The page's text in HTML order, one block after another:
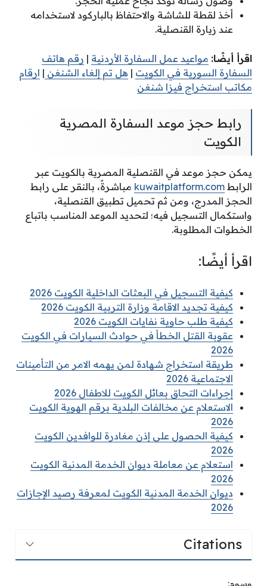
أخذ لقطة للشاشة والاحتفاظ بالباركود لاستخدامه
عند زيارة القنصلية.
اقرأ أيضًا: مواعيد عمل السفارة الأردنية | رقم هاتف
السفارة السورية في الكويت | هل تم إلغاء الشنغن | ارقام
مكاتب استخراج فيزا شنغن
رابط حجز موعد السفارة المصرية
الكويت
يمكن حجز موعد في القنصلية المصرية بالكويت عبر
الرابط kuwaitplatform.com مباشرةً، بالنقر على رابط
الحجز المدرج، ومن ثم تحميل تطبيق القنصلية،
واستكمال التسجيل فيه؛ لتحديد الموعد المناسب باتباع
الخطوات المطلوبة.
اقرأ أيضًا:
كيفية التسجيل في البعثات الداخلية الكويت 2026
كيفية تجديد الاقامة وزارة التربية الكويت 2026
كيفية طلب حاوية نفايات الكويت 2026
عقوبة القتل الخطأ في حوادث السيارات في الكويت
2026
طريقة استخراج شهادة لمن يهمه الامر من التأمينات
الاجتماعية 2026
إجراءات التحاق بعائل الكويت للاطفال 2026
الاستعلام عن مخالفات البلدية برقم الهوية الكويت
2026
كيفية الحصول على إذن مغادرة للوافدين الكويت
2026
استعلام عن معاملة ديوان الخدمة المدنية الكويت
2026
ديوان الخدمة المدنية الكويت لمعرفة رصيد الإجازات
2026
Citations
وسوم: